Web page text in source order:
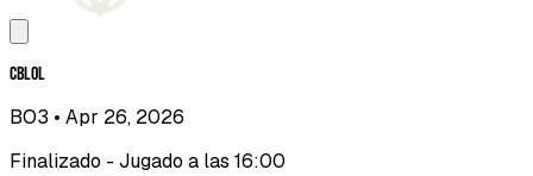
CBLOL
BO3 • Apr 26, 2026
Finalizado - Jugado a las 16:00